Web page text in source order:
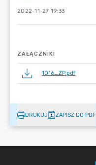
2022-11-27 19:33
ZAŁĄCZNIKI
1016_ZP.pdf
DRUKUJ ZAPISZ DO PDF